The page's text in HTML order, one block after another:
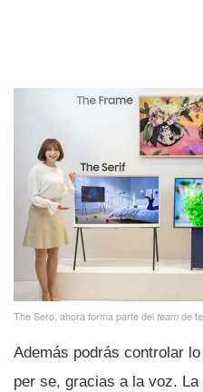
The Sero, ahora forma parte del team de
Además podrás controlar
per se, gracias a la voz.